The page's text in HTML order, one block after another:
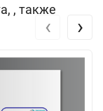
, также
‹ ›